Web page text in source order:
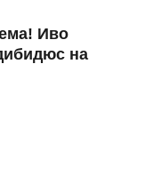
Иво
на